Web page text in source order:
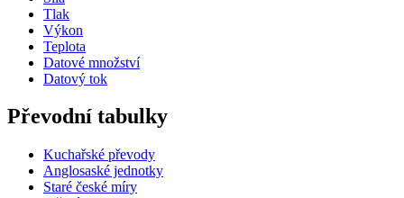
Tlak
Výkon
Teplota
Datové množství
Datový tok
Převodní tabulky
Kuchařské převody
Anglosaské jednotky
Staré české míry